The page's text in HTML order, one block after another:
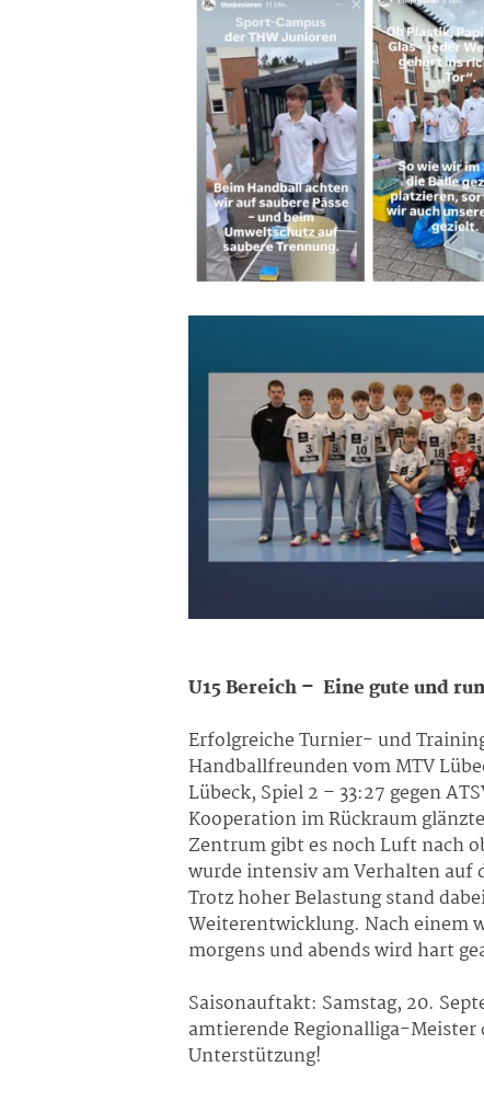
U15 Bereich – Eine gute und
Erfolgreiche Turnier- und
Handballfreunden vom MTV
Lübeck, Spiel 2 – 33:27 gegen
Kooperation im Rückraum
Zentrum gibt es noch Luft nach
wurde intensiv am Verhalten auf
Trotz hoher Belastung stand
Weiterentwicklung. Nach einem
morgens und abends wird hart
Saisonauftakt: Samstag, 20.
amtierende Regionalliga-Meister
Unterstützung!